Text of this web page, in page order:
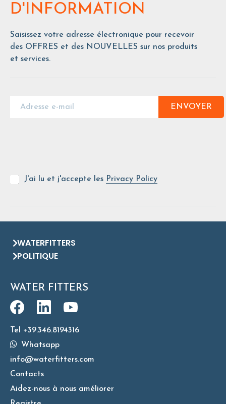
D'INFORMATION
Saisissez votre adresse électronique pour recevoir
des OFFRES et des NOUVELLES sur nos produits
et services.
ENVOYER
J'ai lu et j'accepte les Privacy Policy
WATERFITTERS
POLITIQUE
WATER FITTERS
Tel +39.346.8194316
Whatsapp
info@waterfitters.com
Contacts
Aidez-nous à nous améliorer